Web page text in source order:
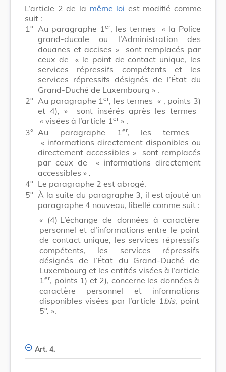
L’article 2 de la même loi est modifié comme
suit :
1° Au paragraphe 1er, les termes
« la Police
grand-ducale ou l’Administration des
douanes et accises »
sont remplacés par
ceux de
« le point de contact unique, les
services répressifs compétents et les
services répressifs désignés de l’État du
Grand-Duché de Luxembourg » .
2° Au paragraphe 1er, les termes « , points 3)
et 4), »
sont insérés après les termes
« visées à l’article 1 er» .
3° Au paragraphe 1 er, les termes
« informations directement disponibles ou
directement accessibles »
sont remplacés
par ceux de
« informations directement
accessibles » .
4° Le paragraphe 2 est abrogé.
5° À la suite du paragraphe 3, il est ajouté un
paragraphe 4 nouveau, libellé comme suit :
« (4) L’échange de données à caractère
personnel et d’informations entre le point
de contact unique, les services répressifs
compétents, les services répressifs
désignés de l’État du Grand-Duché de
Luxembourg et les entités visées à l’article
1 er, points 1) et 2), concerne les données à
caractère personnel et informations
disponibles visées par l’article 1 bis, point
5°. ».
Art. 4.